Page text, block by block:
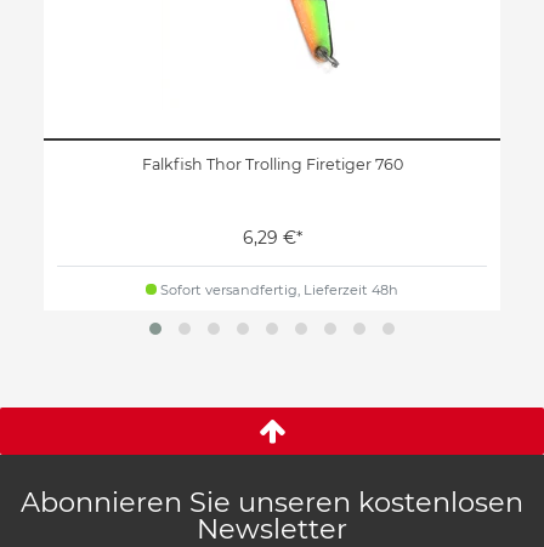
Falkfish Thor Trolling Firetiger 760
6,29 €*
Sofort versandfertig, Lieferzeit 48h
Abonnieren Sie unseren kostenlosen
Newsletter